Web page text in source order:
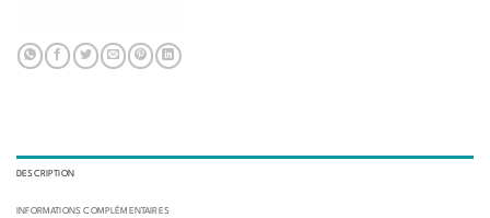
DESCRIPTION
INFORMATIONS COMPLÉMENTAIRES